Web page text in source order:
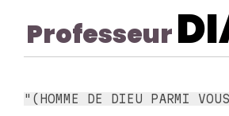
Professeur
"(HOMME DE DIEU PARMI